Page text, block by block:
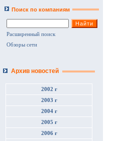
Поиск по компаниям
Расширенный поиск
Обзоры сети
Архив новостей
2002 г
2003 г
2004 г
2005 г
2006 г